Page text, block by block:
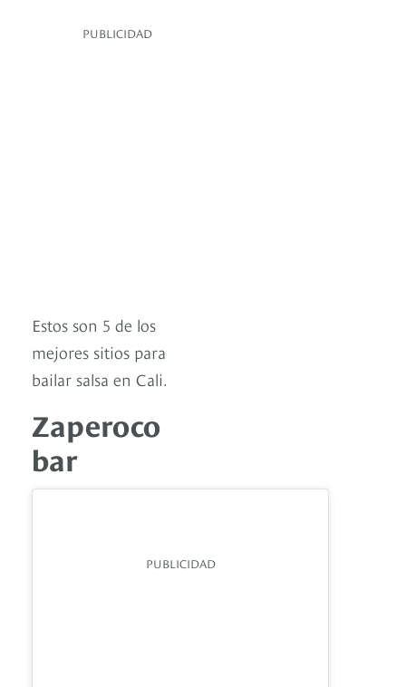
PUBLICIDAD
Estos son 5 de los
mejores sitios para
bailar salsa en Cali.
Zaperoco
bar
PUBLICIDAD